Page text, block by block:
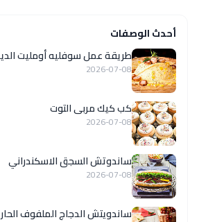
أحدث الوصفات
طريقة عمل سوفليه أومليت
2026-07-08
كب كيك مربى التوت
2026-07-08
ساندوتش السجق الاسكندراني
2026-07-08
ساندويتش الدجاج الملفوف الحار